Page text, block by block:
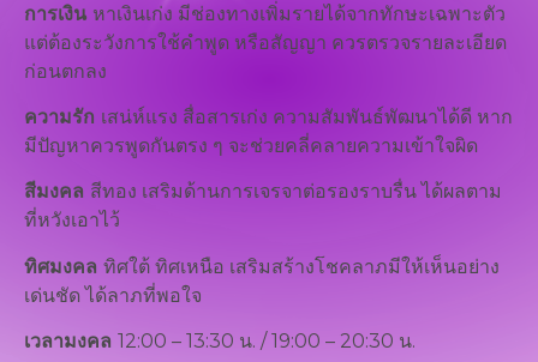
การเงิน หาเงินเก่ง มีช่องทางเพิ่มรายได้จากทักษะเฉพาะตัว
แต่ต้องระวังการใช้คำพูด หรือสัญญา ควรตรวจรายละเอียด
ก่อนตกลง
ความรัก เสน่ห์แรง สื่อสารเก่ง ความสัมพันธ์พัฒนาได้ดี หาก
มีปัญหาควรพูดกันตรง ๆ จะช่วยคลี่คลายความเข้าใจผิด
สีมงคล สีทอง เสริมด้านการเจรจาต่อรองราบรื่น ได้ผลตาม
ที่หวังเอาไว้
ทิศมงคล ทิศใต้ ทิศเหนือ เสริมสร้างโชคลาภมีให้เห็นอย่าง
เด่นชัด ได้ลาภที่พอใจ
เวลามงคล 12:00 – 13:30 น. / 19:00 – 20:30 น.